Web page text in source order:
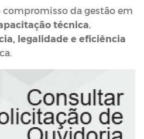
da gestão em
técnica,
legalidade e eficiência